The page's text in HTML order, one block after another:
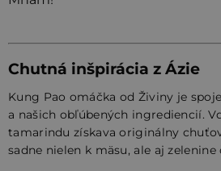
Chutná inšpirácia z Ázie
Kung Pao omáčka od Živiny je
a našich obľúbených ingrediencií.
tamarindu získava originálny
sadne nielen k mäsu, ale aj zelenine